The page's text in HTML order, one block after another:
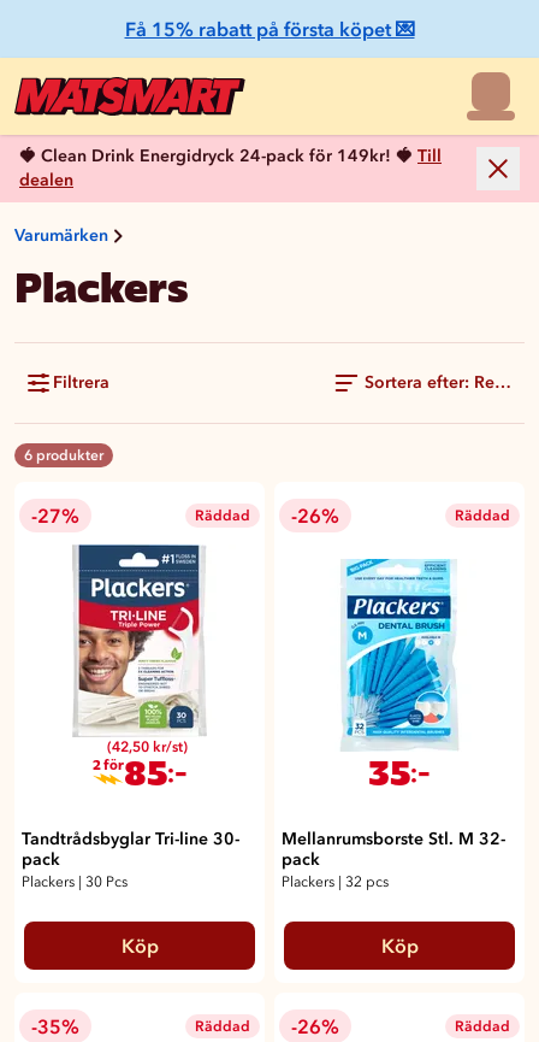
Få 15% rabatt på första köpet 💌
🍓 Clean Drink Energidryck 24-pack för 149kr! 🍓 Till
dealen
Varumärken
Plackers
Filtrera Sortera efter:
6 produkter
-27% Räddad
(42,50 kr/st)
2 för85:-
Tandtrådsbyglar Tri-line 30-
pack
Plackers 30 Pcs
Köp
-26% Räddad
35:-
Mellanrumsborste Stl. M 32-
pack
Plackers 32 pcs
Köp
-35% Räddad -26% Räddad